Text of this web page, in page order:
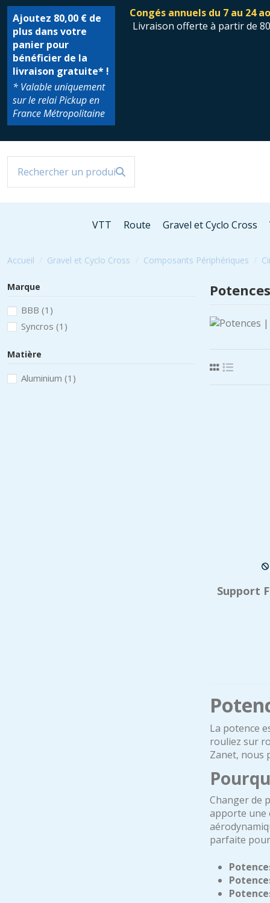
Ajoutez 80,00 € de
plus dans votre
panier pour
bénéficier de la
livraison gratuite* !
* Valable uniquement
sur le relai Pickup en
France Métropolitaine
Congés annuels du 7 au 24
Livraison offerte à partir de
VTT Route Gravel et Cyclo Cross
Accueil Gravel et Cyclo Cross Composants Périphériques
Potences
Support
La potence
rouliez sur
Zanet, nous
Changer de
apporte une
parfaite
Marque
BBB (1)
Syncros (1)
Matière
Aluminium (1)